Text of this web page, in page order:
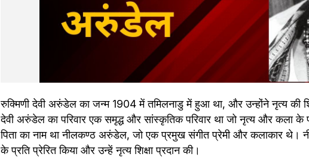
रुक्मिणी देवी अरुंडेल का जन्म 1904 में तमिलनाडु में हुआ था, और उन्होंने नृत्य की
देवी अरुंडेल का परिवार एक समृद्ध और सांस्कृतिक परिवार था जो नृत्य और कला के
पिता का नाम था नीलकण्ठ अरुंडेल, जो एक प्रमुख संगीत प्रेमी और कलाकार थे।
के प्रति प्रेरित किया और उन्हें नृत्य शिक्षा प्रदान की।